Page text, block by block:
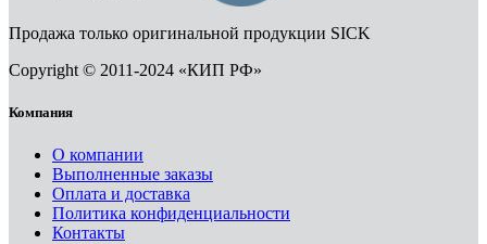
Продажа только оригинальной продукции SICK
Copyright © 2011-2024 «КИП РФ»
Компания
О компании
Выполненные заказы
Оплата и доставка
Политика конфиденциальности
Контакты